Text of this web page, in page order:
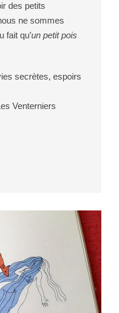
des petits
ne sommes
fait qu’un petit pois
secrètes, espoirs
Venterniers